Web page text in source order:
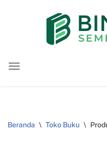
konten
Beranda \ Toko Buku \